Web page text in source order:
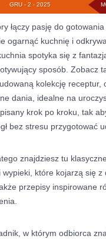
GRU - 2 - 2025
łączy pasję do
ogarnąć kuchnię i
spotyka się z
sposób. Zobacz
kolekcję receptur,
dania, idealne na
krok po kroku, tak
bez stresu przygotować
znajdziesz tu
które kojarzą się z
przepisy inspirowane
w którym odbiorca